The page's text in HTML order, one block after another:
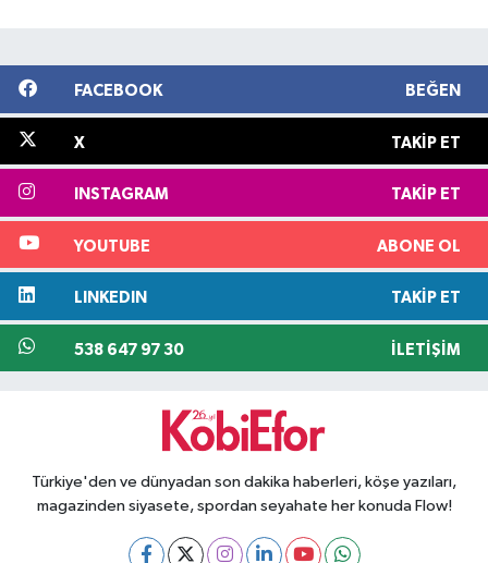
FACEBOOK BEĞEN
X TAKIP ET
INSTAGRAM TAKIP ET
YOUTUBE ABONE OL
LINKEDIN TAKIP ET
538 647 97 30 İLETIŞIM
Türkiye'den ve dünyadan son dakika haberleri, köşe yazıları,
magazinden siyasete, spordan seyahate her konuda Flow!